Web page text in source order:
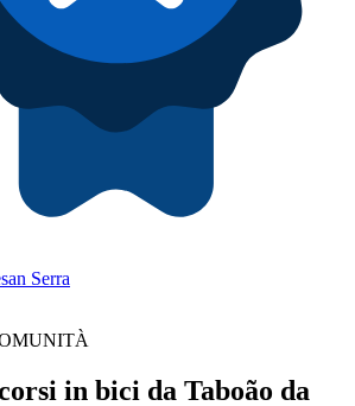
Serra
in bici da Taboão da